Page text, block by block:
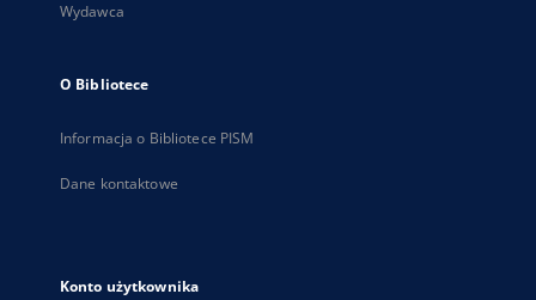
Wydawca
O Bibliotece
Informacja o Bibliotece PISM
Dane kontaktowe
Konto użytkownika